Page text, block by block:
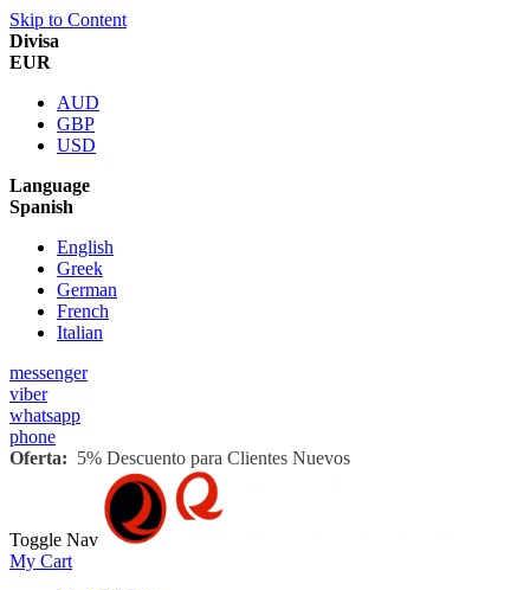
Skip to Content
Divisa
EUR
AUD
GBP
USD
Language
Spanish
English
Greek
German
French
Italian
messenger
viber
whatsapp
phone
Oferta: 5% Descuento para Clientes Nuevos
Toggle Nav
My Cart